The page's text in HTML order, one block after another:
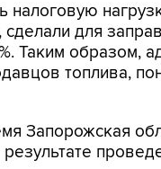
налоговую
сделали для
Таким образом,
топлива,
Запорожская
результате